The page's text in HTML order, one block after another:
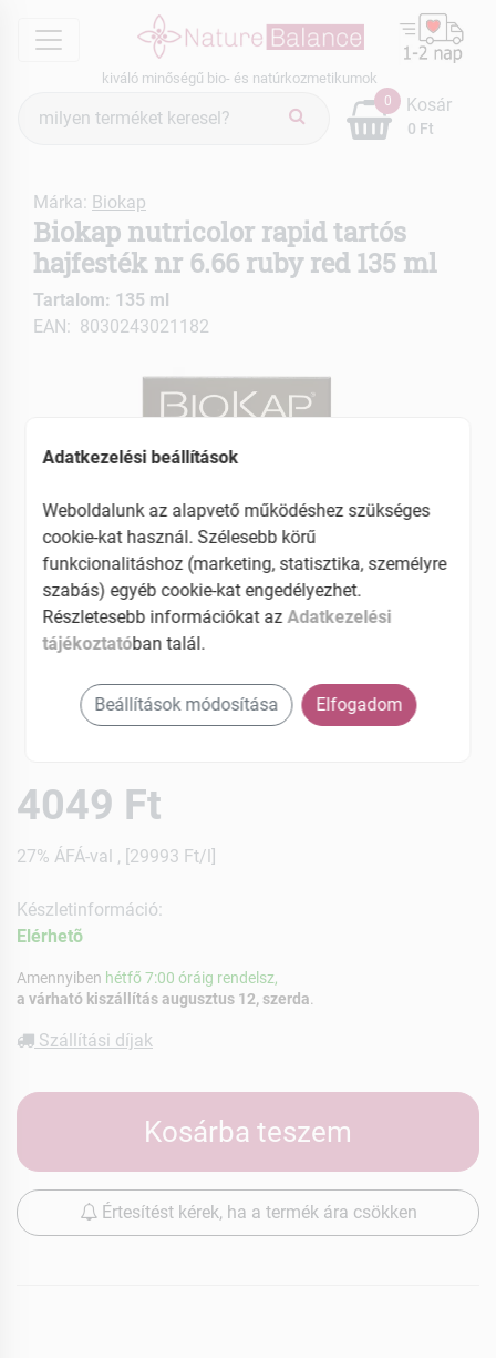
menu
kiváló minőségű bio- és natúrkozmetikumok
keresés
0
0 Ft
Kosár
Márka: Biokap
Biokap nutricolor rapid tartós
hajfesték nr 6.66 ruby red 135 ml
Tartalom: 135 ml
EAN: 8030243021182
4049 Ft
27% ÁFÁ-val , [29993 Ft/l]
Készletinformáció:
Elérhetõ
Amennyiben hétfő 7:00 óráig rendelsz,
a várható kiszállítás augusztus 12, szerda
Szállítási díjak
Kosárba teszem
Értesítést kérek, ha a termék ára csökken
Adatkezelési beállítások
Weboldalunk az alapvető működéshez szükséges
cookie-kat használ. Szélesebb körű
funkcionalitáshoz (marketing, statisztika, személyre
szabás) egyéb cookie-kat engedélyezhet.
Részletesebb információkat azAdatkezelési
tájékoztatóban talál.
Beállítások módosítása Elfogadom